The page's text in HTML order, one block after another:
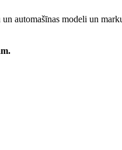
automašīnas modeli un